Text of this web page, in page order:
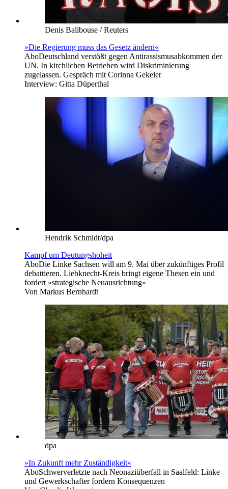
Denis Balibouse / Reuters
»Die Regierung muss das Gesetz ändern«
AboDeutschland verstößt gegen Antirassismusabkommen der
UN. In kirchlichen Betrieben wird Diskriminierung
zugelassen. Gespräch mit Corinna Gekeler
Interview: Gitta Düperthal
Hendrik Schmidt/dpa
Kampf um Deutungshoheit
AboDie Linke Sachsen will am 9. Mai über zukünftiges Profil
debattieren. Liebknecht-Kreis bringt eigene Thesen ein und
fordert »strategische Neuausrichtung«
Von Markus Bernhardt
dpa
»In Zukunft mehr Zuständigkeit«
AboSchwerverletzte nach Neonaziüberfall in Saalfeld: Linke
und Gewerkschafter fordern Konsequenzen